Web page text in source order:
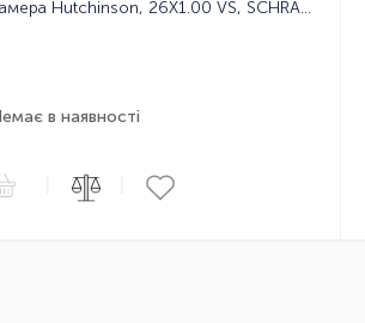
Камера Hutchinson, 26X1.00 VS, SCHRADER
в наявності